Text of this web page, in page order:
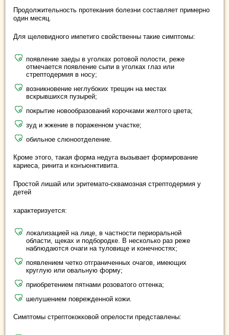
Продолжительность протекания болезни составляет примерно
один месяц.
Для щелевидного импетиго свойственны такие симптомы:
появление заеды в уголках ротовой полости, реже
отмечается появление сыпи в уголках глаз или
стрептодермия в носу;
возникновение неглубоких трещин на местах
вскрывшихся пузырей;
покрытие новообразований корочками желтого цвета;
зуд и жжение в пораженном участке;
обильное слюноотделение.
Кроме этого, такая форма недуга вызывает формирование
кариеса, ринита и конъюнктивита.
Простой лишай или эритемато-сквамозная стрептодермия у
детей
характеризуется:
локализацией на лице, в частности периоральной
области, щеках и подбородке. В несколько раз реже
наблюдаются очаги на туловище и конечностях;
появлением четко отграниченных очагов, имеющих
круглую или овальную форму;
приобретением пятнами розоватого оттенка;
шелушением поврежденной кожи.
Симптомы стрептококковой опрелости представлены: